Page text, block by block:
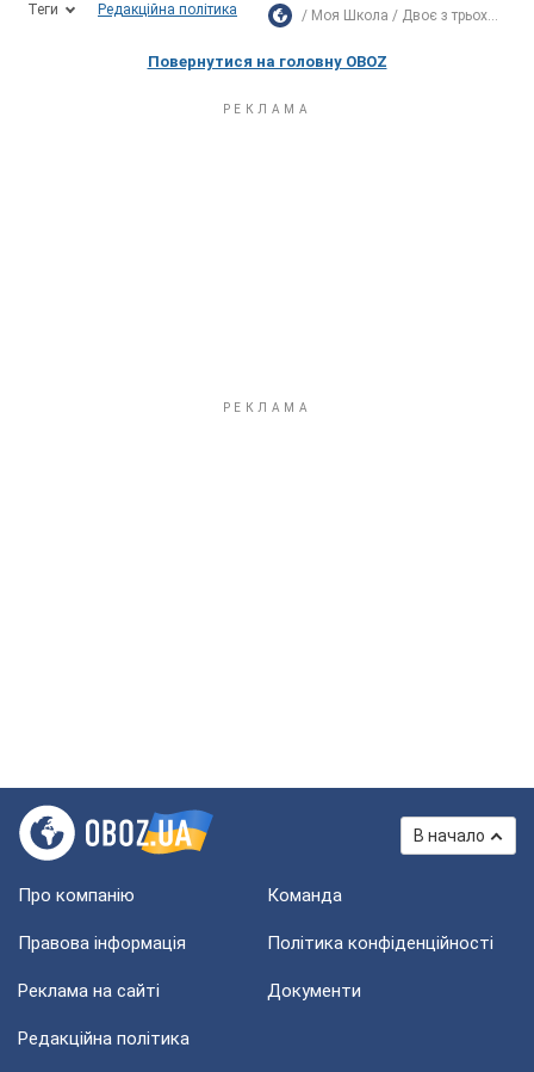
Теги Редакційна політика Моя Школа Двоє з трьох...
Повернутися на головну OBOZ
В начало
Про компанію Команда
Правова інформація Політика конфіденційності
Реклама на сайті Документи
Редакційна політика